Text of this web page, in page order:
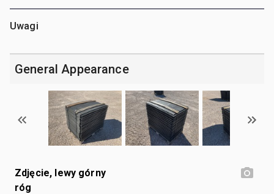
Uwagi
General Appearance
Zdjęcie, lewy górny
róg